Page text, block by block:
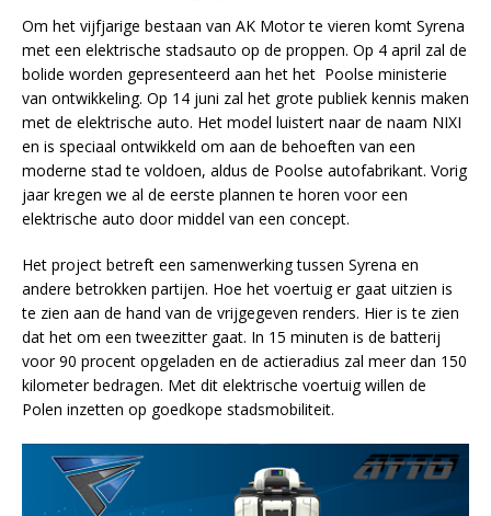
Om het vijfjarige bestaan van AK Motor te vieren komt Syrena
met een elektrische stadsauto op de proppen. Op 4 april zal de
bolide worden gepresenteerd aan het het Poolse ministerie
van ontwikkeling. Op 14 juni zal het grote publiek kennis maken
met de elektrische auto. Het model luistert naar de naam NIXI
en is speciaal ontwikkeld om aan de behoeften van een
moderne stad te voldoen, aldus de Poolse autofabrikant. Vorig
jaar kregen we al de eerste plannen te horen voor een
elektrische auto door middel van een concept.
Het project betreft een samenwerking tussen Syrena en
andere betrokken partijen. Hoe het voertuig er gaat uitzien is
te zien aan de hand van de vrijgegeven renders. Hier is te zien
dat het om een tweezitter gaat. In 15 minuten is de batterij
voor 90 procent opgeladen en de actieradius zal meer dan 150
kilometer bedragen. Met dit elektrische voertuig willen de
Polen inzetten op goedkope stadsmobiliteit.